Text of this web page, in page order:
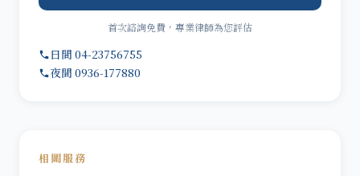
首次諮詢免費，專業律師為您評估
日間 04-23756755
夜間 0936-177880
相關服務